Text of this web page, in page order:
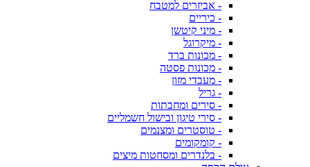
- אביזרים למטבח
- כיריים
- מיני קיטשן
- מיקרוגל
- מכונות ברד
- מכונות פסטה
- מעבדי מזון
- גריל
- סירים ומחבתות
- סירי טיגון ובישול חשמליים
- טוסטרים ומצנמים
- קומקומים
- בלנדרים ומסחטות מיצים